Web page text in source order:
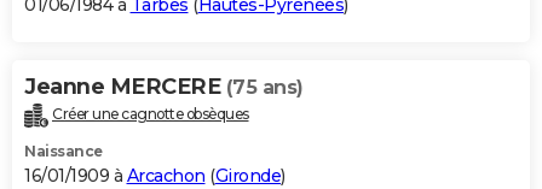
01/06/1984 à Tarbes (Hautes-Pyrénées)
Jeanne MERCERE (75 ans)
Créer une cagnotte obsèques
Naissance
16/01/1909 à Arcachon (Gironde)